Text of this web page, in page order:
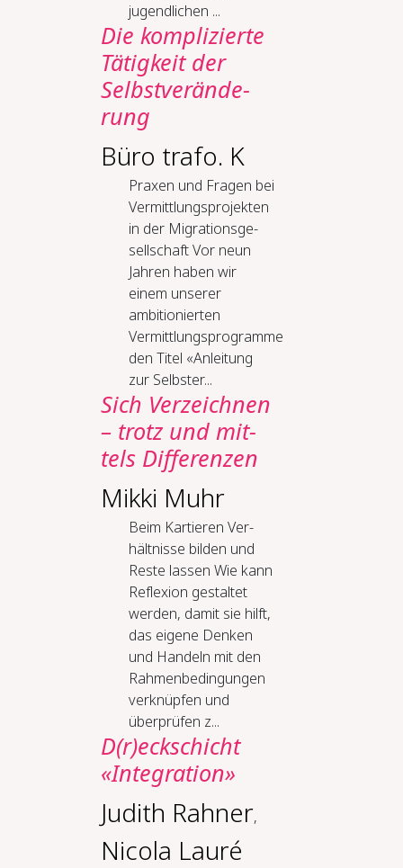
jugendlichen ...
Die kom­pli­zier­te
Tä­tig­keit der
Selbst­ver­än­de­
rung
Büro trafo. K
Pra­xen und Fra­gen bei
Ver­mitt­lungs­pro­jek­ten
in der Mi­gra­ti­ons­ge­
sell­schaft Vor neun
Jahren haben wir
einem unserer
ambitionierten
Vermittlungsprogramme
den Titel «Anleitung
zur Selbster...
Sich Ver­zeich­nen
– trotz und mit­
tels Dif­fe­ren­zen
Mikki Muhr
Beim Kar­tie­ren Ver­
hält­nis­se bil­den und
Res­te las­sen Wie kann
Reflexion gestaltet
werden, damit sie hilft,
das eigene Denken
und Handeln mit den
Rahmenbedingungen
verknüpfen und
überprüfen z...
D(r)eck­schicht
«In­te­gra­ti­on»
Judith Rahner,
Nicola Lauré